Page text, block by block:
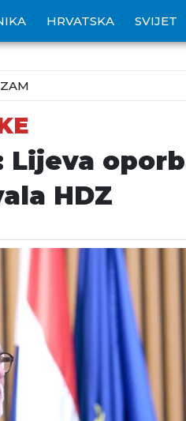
HRVATSKA SVIJET
Lijeva
HDZ